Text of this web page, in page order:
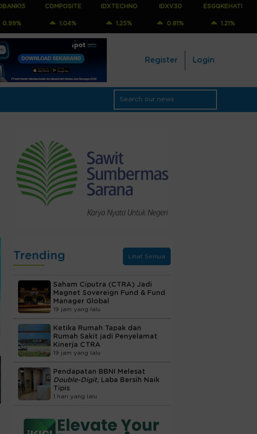
COMPOSITE
1.04%
IDXTECHNO
1.25%
IDXV30
0.81%
ESGQKEHATI
1.21%
Register Login
Trending Lihat Semua
Saham Ciputra (CTRA) Jadi
Magnet Sovereign Fund & Fund
Manager Global
19 jam yang lalu
Ketika Rumah Tapak dan
Rumah Sakit jadi Penyelamat
Kinerja CTRA
19 jam yang lalu
Pendapatan BBNI Melesat
Double-Digit, Laba Bersih Naik
Tipis
1 hari yang lalu